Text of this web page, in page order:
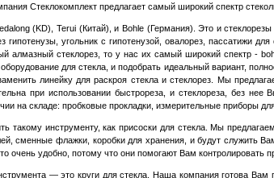
Стеклокомплект предлагает самый широкий спектр
(KD), Terui (Китай), и Bohle (Германия). Это и
гипотенузы, угольник с гипотенузой, овалорез, пассатижи
алмазный стеклорез, то у нас их самый широкий спектр -
для стекла, и подобрать идеальный вариант,
линейку для раскроя стекла и стеклорез. Мы
при использовании быстрореза, и стеклореза, без
на складе: пробковые прокладки, измерительные приборы
инструменту, как присоски для стекла. Мы
сменные флажки, коробки для хранения, и будут служить
очень удобно, потому что они помогают Вам контролировать
— это круги для стекла. Наша компания готова Вам